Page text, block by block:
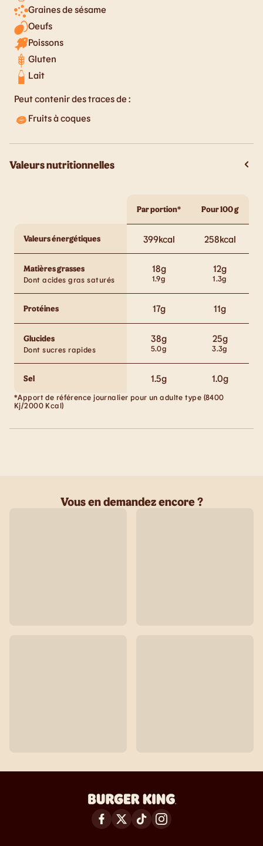
Graines de sésame
Oeufs
Poissons
Gluten
Lait
Peut contenir des traces de :
Fruits à coques
Valeurs nutritionnelles
Par portion* Pour 100 g
Valeurs énergétiques 399kcal 258kcal
Matières grasses 18g 12g
Dont acides gras saturés 1.9g 1.3g
Protéines 17g 11g
Glucides 38g 25g
Dont sucres rapides 5.0g 3.3g
Sel 1.5g 1.0g
*Apport de référence journalier pour un adulte type (8400
Kj/2000 Kcal)
Vous en demandez encore ?